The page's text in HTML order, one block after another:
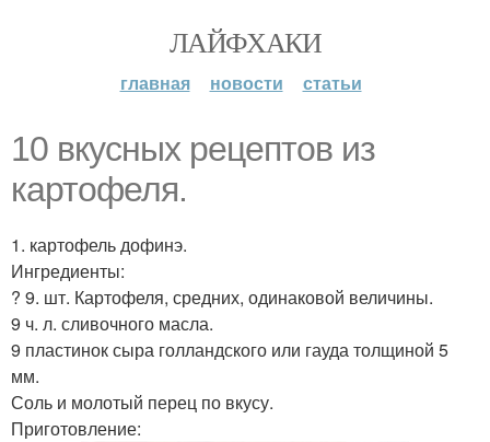
ЛАЙФХАКИ
главная новости статьи
10 вкусных рецептов из
картофеля.
1. картофель дофинэ.
Ингредиенты:
? 9. шт. Картофеля, средних, одинаковой величины.
9 ч. л. сливочного масла.
9 пластинок сыра голландского или гауда толщиной 5
мм.
Соль и молотый перец по вкусу.
Приготовление: